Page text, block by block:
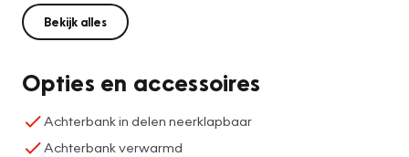
Bekijk alles
Opties en accessoires
Achterbank in delen neerklapbaar
Achterbank verwarmd